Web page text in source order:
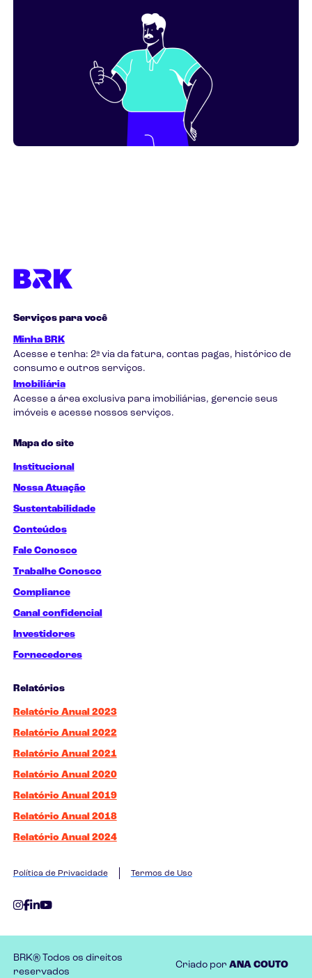
Serviços para você
Minha BRK
Acesse e tenha: 2ª via da fatura, contas pagas, histórico de
consumo e outros serviços.
Imobiliária
Acesse a área exclusiva para imobiliárias, gerencie seus
imóveis e acesse nossos serviços.
Mapa do site
Institucional
Nossa Atuação
Sustentabilidade
Conteúdos
Fale Conosco
Trabalhe Conosco
Compliance
Canal confidencial
Investidores
Fornecedores
Relatórios
Relatório Anual 2023
Relatório Anual 2022
Relatório Anual 2021
Relatório Anual 2020
Relatório Anual 2019
Relatório Anual 2018
Relatório Anual 2024
Política de Privacidade Termos de Uso
BRK® Todos os direitos
reservados
Criado por ANA COUTO